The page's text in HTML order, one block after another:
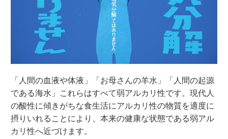
「人間の血液や体液」「お母さんの羊水」「人間の起源
である海水」これらはすべて弱アルカリ性です。現代人
の酸性に傾きがちな食生活にアルカリ性の物質を適度に
摂りいれることにより、本来の健康な状態である弱アル
カリ性へ近づけます。